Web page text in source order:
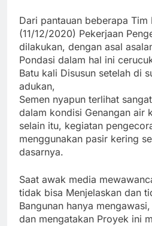
Dari pantauan beberapa Tim
(11/12/2020) Pekerjaan
dilakukan, dengan asal
Pondasi dalam hal ini
Batu kali Disusun setelah di
adukan,
Semen nyapun terlihat
dalam kondisi Genangan air
selain itu, kegiatan
menggunakan pasir kering
dasarnya.
Saat awak media
tidak bisa Menjelaskan dan
Bangunan hanya mengawasi,
dan mengatakan Proyek ini